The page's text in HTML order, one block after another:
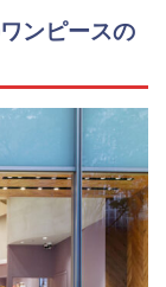
ンピースの